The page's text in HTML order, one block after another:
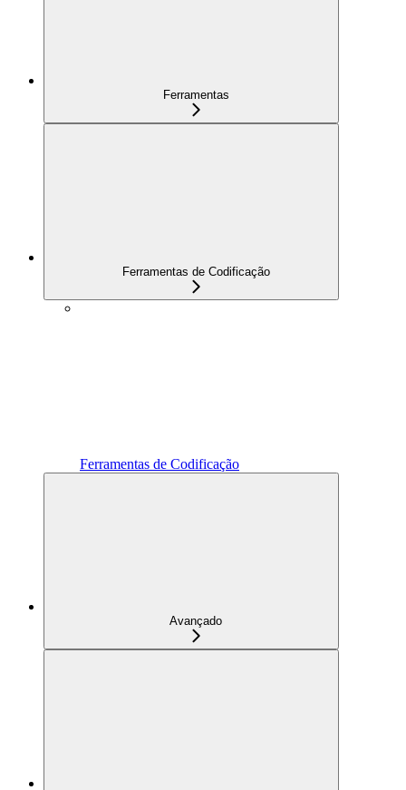
Ferramentas
Ferramentas de Codificação
Ferramentas de Codificação
Avançado